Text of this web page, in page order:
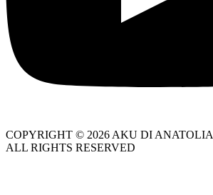
COPYRIGHT © 2026 AKU DI ANATOLIA
ALL RIGHTS RESERVED